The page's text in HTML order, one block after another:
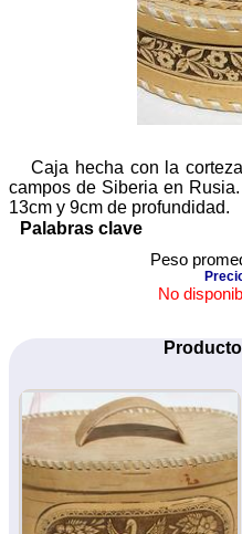
Caja hecha con la
campos de Siberia en
13cm y 9cm de profundidad.
Palabras clave
Peso
No